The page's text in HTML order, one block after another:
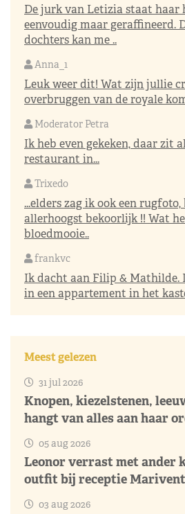
De jurk van Letizia staat haar
eenvoudig maar geraffineerd.
dochters kan me ..
Anna_1
Leuk weer dit! Wat zijn jullie
overbruggen van de royale
Moderator Petra
Ik heb even gekeken, daar zit
restaurant in...
Trixedo
...elders zag ik ook een
allerhoogst bekoorlijk !! Wat
bloedmooie..
frankvc
Ik dacht aan Filip & Mathilde.
in een appartement in het
Meest gelezen
31 jul 2026
Knopen, kiezelstenen,
hangt van alles aan haar
05 aug 2026
Leonor verrast met ander
outfit bij receptie Marivent
03 aug 2026